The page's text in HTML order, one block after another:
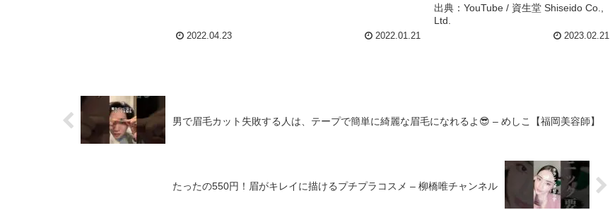
2022.04.23 2022.01.21
出典：YouTube / 資生堂 Shiseido Co.,
Ltd.
2023.02.21
男で眉毛カット失敗する人は、テープで簡単に綺麗な眉毛になれるよ😎 – めしこ【福岡美容師】
たったの550円！眉がキレイに描けるプチプラコスメ – 柳橋唯チャンネル